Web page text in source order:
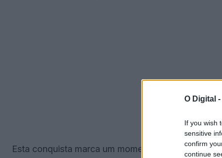
O Digital -
If you wish
sensitive
confirm
continue
Esta conquista marca um momento inédito para o